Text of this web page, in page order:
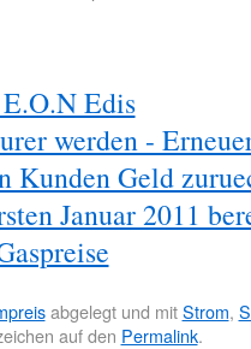
Edis
werden -
Kunden Geld
Januar 2011
abgelegt und mitStrom,
auf den Permalink.